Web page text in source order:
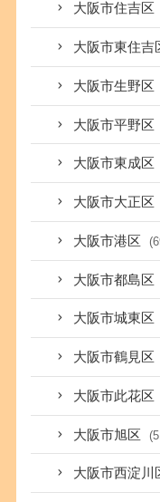
大阪市住吉区
大阪市東住吉
大阪市生野区
大阪市平野区
大阪市東成区
大阪市大正区
大阪市港区
大阪市都島区
大阪市城東区
大阪市鶴見区
大阪市此花区
大阪市旭区
大阪市西淀川